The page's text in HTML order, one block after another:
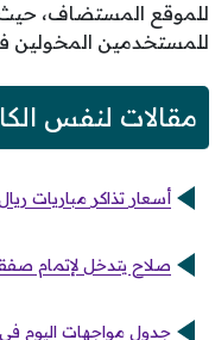
للموقع المستضاف،
للمستخدمين المخولين
مقالات لنفس
أسعار تذاكر مباريات
صلاح يتدخل لإتمام
جدول مواجهات اليوم في